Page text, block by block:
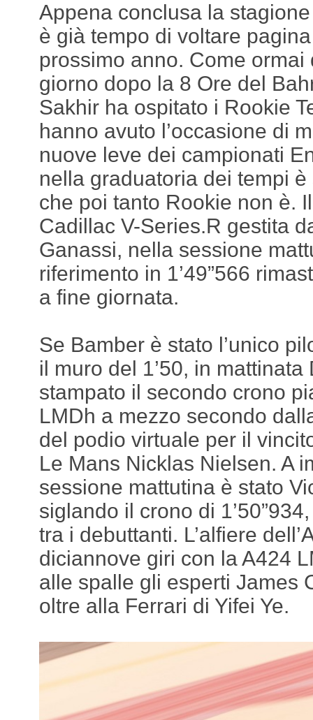
Appena conclusa la
è già tempo di voltare
prossimo anno. Come ormai
giorno dopo la 8 Ore del
Sakhir ha ospitato i Rookie
hanno avuto l’occasione di
nuove leve dei campionati
nella graduatoria dei tempi
che poi tanto Rookie non è.
Cadillac V-Series.R gestita
Ganassi, nella sessione
riferimento in 1’49”566
a fine giornata.
Se Bamber è stato l’unico
il muro del 1’50, in
stampato il secondo crono
LMDh a mezzo secondo
del podio virtuale per il
Le Mans Nicklas Nielsen. A
sessione mattutina è stato
siglando il crono di
tra i debuttanti. L’alfiere
diciannove giri con la A424
alle spalle gli esperti James
oltre alla Ferrari di Yifei Ye.